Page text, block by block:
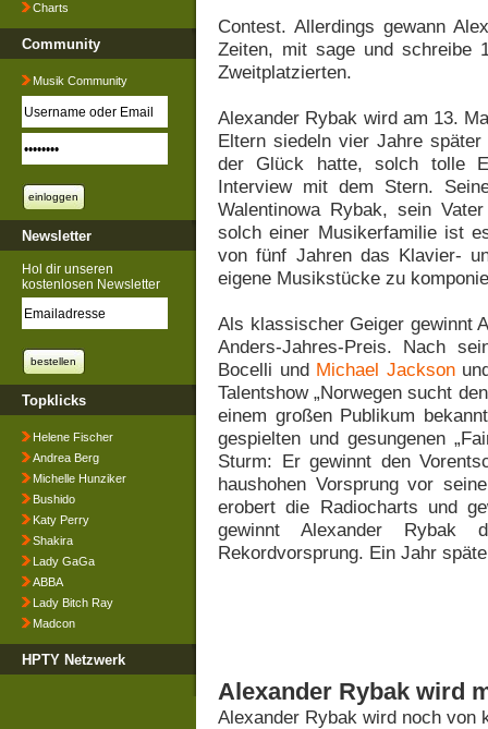
Charts
Community
Musik Community
Newsletter
Hol dir unseren
kostenlosen Newsletter
Topklicks
Helene Fischer
Andrea Berg
Michelle Hunziker
Bushido
Katy Perry
Shakira
Lady GaGa
ABBA
Lady Bitch Ray
Madcon
HPTY Netzwerk
Contest. Allerdings gewann
Zeiten, mit sage und schreibe
Zweitplatzierten.
Alexander Rybak wird am 13.
Eltern siedeln vier Jahre
der Glück hatte, solch tolle
Interview mit dem Stern.
Walentinowa Rybak, sein
solch einer Musikerfamilie ist
von fünf Jahren das Klavier-
eigene Musikstücke zu
Als klassischer Geiger gewinnt
Anders-Jahres-Preis. Nach
Bocelli und Michael Jackson
Talentshow „Norwegen sucht
einem großen Publikum
gespielten und gesungenen
Sturm: Er gewinnt den
haushohen Vorsprung vor
erobert die Radiocharts und
gewinnt Alexander Rybak
Rekordvorsprung. Ein Jahr
Alexander Rybak wird
Alexander Rybak wird noch von